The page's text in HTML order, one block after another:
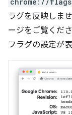
ラグを反映しま
ージをご覧くだ
フラグの設定が